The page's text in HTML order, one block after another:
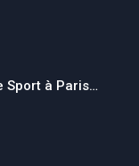
Sport à Paris…